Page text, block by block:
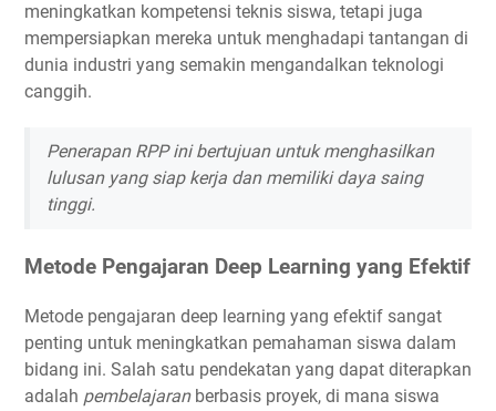
meningkatkan kompetensi teknis siswa, tetapi juga
mempersiapkan mereka untuk menghadapi tantangan di
dunia industri yang semakin mengandalkan teknologi
canggih.
Penerapan RPP ini bertujuan untuk menghasilkan
lulusan yang siap kerja dan memiliki daya saing
tinggi.
Metode Pengajaran Deep Learning yang Efektif
Metode pengajaran deep learning yang efektif sangat
penting untuk meningkatkan pemahaman siswa dalam
bidang ini. Salah satu pendekatan yang dapat diterapkan
adalah pembelajaranberbasis proyek, di mana siswa